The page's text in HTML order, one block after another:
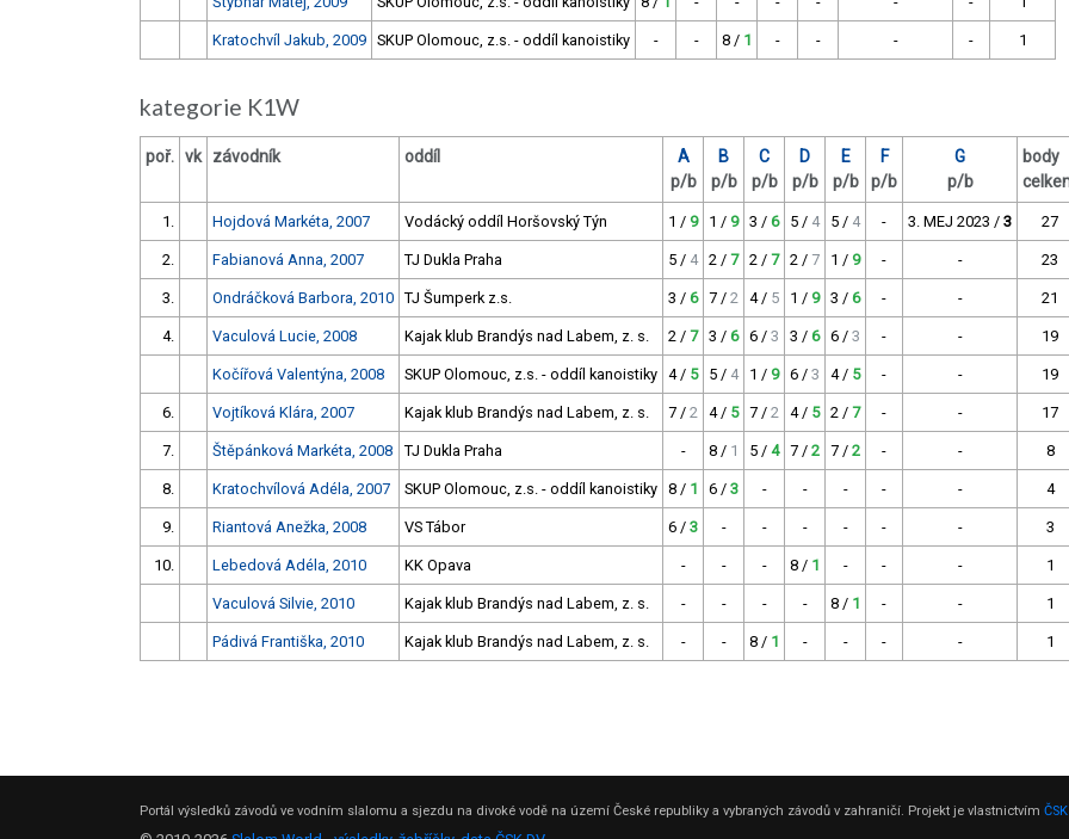
Kratochvíl Jakub, 2009 SKUP Olomouc, z.s. - oddíl kanoistiky - - 8 / 1 - - - - 1
kategorie K1W
poř. vk závodník oddíl
A
p/b
B
p/b
C
p/b
D
p/b
E
p/b
F
p/b
G
p/b
body
1. Hojdová Markéta, 2007 Vodácký oddíl Horšovský Týn 1 / 9 1 / 9 3 / 6 5 / 4 5 / 4 - 3. MEJ 2023 / 3 27
2. Fabianová Anna, 2007 TJ Dukla Praha 5 / 4 2 / 7 2 / 7 2 / 7 1 / 9 - - 23
3. Ondráčková Barbora, 2010 TJ Šumperk z.s. 3 / 6 7 / 2 4 / 5 1 / 9 3 / 6 - - 21
4. Vaculová Lucie, 2008 Kajak klub Brandýs nad Labem, z. s. 2 / 7 3 / 6 6 / 3 3 / 6 6 / 3 - - 19
Kočířová Valentýna, 2008 SKUP Olomouc, z.s. - oddíl kanoistiky 4 / 5 5 / 4 1 / 9 6 / 3 4 / 5 - - 19
6. Vojtíková Klára, 2007 Kajak klub Brandýs nad Labem, z. s. 7 / 2 4 / 5 7 / 2 4 / 5 2 / 7 - - 17
7. Štěpánková Markéta, 2008 TJ Dukla Praha - 8 / 1 5 / 4 7 / 2 7 / 2 - - 8
8. Kratochvílová Adéla, 2007 SKUP Olomouc, z.s. - oddíl kanoistiky 8 / 1 6 / 3 - - - - - 4
9. Riantová Anežka, 2008 VS Tábor 6 / 3 - - - - - - 3
10. Lebedová Adéla, 2010 KK Opava - - - 8 / 1 - - - 1
Vaculová Silvie, 2010 Kajak klub Brandýs nad Labem, z. s. - - - - 8 / 1 - - 1
Pádivá Františka, 2010 Kajak klub Brandýs nad Labem, z. s. - - 8 / 1 - - - - 1
Portál výsledků závodů ve vodním slalomu a sjezdu na divoké vodě na území České republiky a vybraných závodů v zahraničí. Projekt je vlastnictvím